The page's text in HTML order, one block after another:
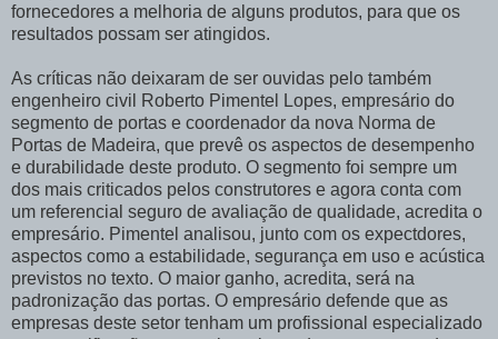
fornecedores a melhoria de alguns produtos, para que os
resultados possam ser atingidos.
As críticas não deixaram de ser ouvidas pelo também
engenheiro civil Roberto Pimentel Lopes, empresário do
segmento de portas e coordenador da nova Norma de
Portas de Madeira, que prevê os aspectos de desempenho
e durabilidade deste produto. O segmento foi sempre um
dos mais criticados pelos construtores e agora conta com
um referencial seguro de avaliação de qualidade, acredita o
empresário. Pimentel analisou, junto com os expectdores,
aspectos como a estabilidade, segurança em uso e acústica
previstos no texto. O maior ganho, acredita, será na
padronização das portas. O empresário defende que as
empresas deste setor tenham um profissional especializado